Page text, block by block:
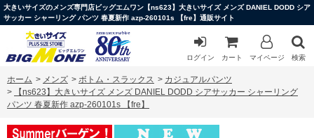
大きいサイズのメンズ専門店ビッグエムワン【ns623】大きいサイズ メンズ DANIEL DODD シア
サッカー シャーリング パンツ 春夏新作 azp-260101s 【fre】通販サイト
ログイン カート マイページ 検索
ホーム > メンズ > ボトム・スラックス > カジュアルパンツ
>
【ns623】大きいサイズ メンズ DANIEL DODD シアサッカー シャーリング
パンツ 春夏新作 azp-260101s 【fre】